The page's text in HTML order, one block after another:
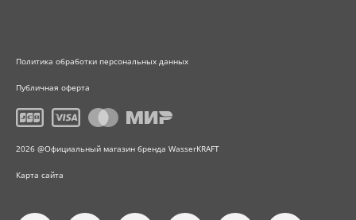
Политика обработки персональных данных
Публичная оферта
2026 @Официальный магазин бренда WasserKRAFT
Карта сайта